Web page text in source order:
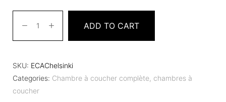
ADD TO CART
SKU: ECAChelsinki
Categories: Chambre à coucher complète, chambres à
coucher